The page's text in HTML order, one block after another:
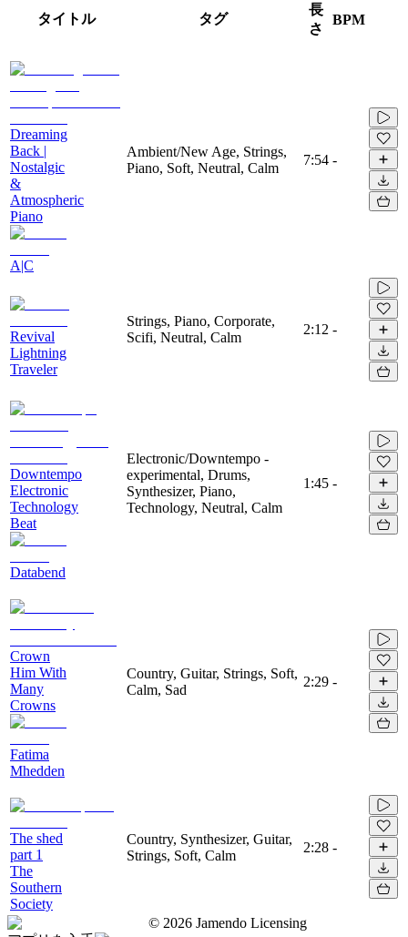
タイトル タグ
長
さ
BPM
Dreaming
Back |
Nostalgic
&
Atmospheric
Piano
A|C
Ambient/New Age, Strings,
Piano, Soft, Neutral, Calm
7:54 -
Revival
Lightning
Traveler
Strings, Piano, Corporate,
Scifi, Neutral, Calm
2:12 -
Downtempo
Electronic
Technology
Beat
Databend
Electronic/Downtempo -
experimental, Drums,
Synthesizer, Piano,
Technology, Neutral, Calm
1:45 -
Crown
Him With
Many
Crowns
Fatima
Mhedden
Country, Guitar, Strings, Soft,
Calm, Sad
2:29 -
The shed
part 1
The
Southern
Society
Country, Synthesizer, Guitar,
Strings, Soft, Calm
2:28 -
© 2026 Jamendo Licensing